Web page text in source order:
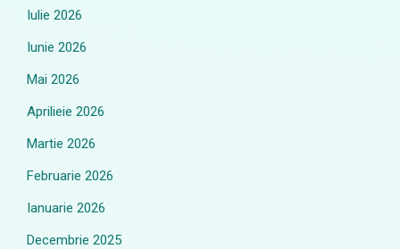
Iulie 2026
Iunie 2026
Mai 2026
Aprilieie 2026
Martie 2026
Februarie 2026
Ianuarie 2026
Decembrie 2025